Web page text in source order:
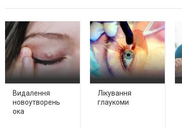
Видалення
новоутворень
ока
Лікування
глаукоми